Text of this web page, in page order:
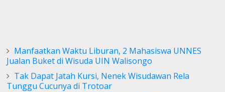
Manfaatkan Waktu Liburan, 2 Mahasiswa UNNES
Jualan Buket di Wisuda UIN Walisongo
Tak Dapat Jatah Kursi, Nenek Wisudawan Rela
Tunggu Cucunya di Trotoar